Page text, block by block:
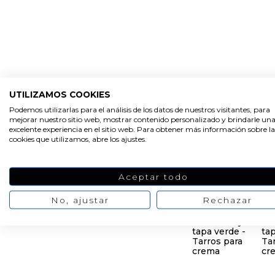
UTILIZAMOS COOKIES
Podemos utilizarlas para el análisis de los datos de nuestros visitantes, para
mejorar nuestro sitio web, mostrar contenido personalizado y brindarle una
excelente experiencia en el sitio web. Para obtener más información sobre
cookies que utilizamos, abre los ajustes.
Aceptar todo
No, ajustar Rechazar